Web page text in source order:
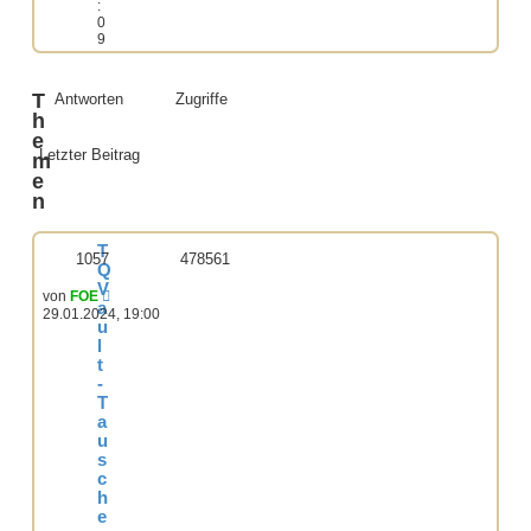
:
0
9
T
h
e
m
e
n
Antworten Zugriffe
Letzter Beitrag
T
Q
V
a
u
t
-
T
a
u
s
c
h
e
1057 478561
vonFOE
29.01.2024, 19:00